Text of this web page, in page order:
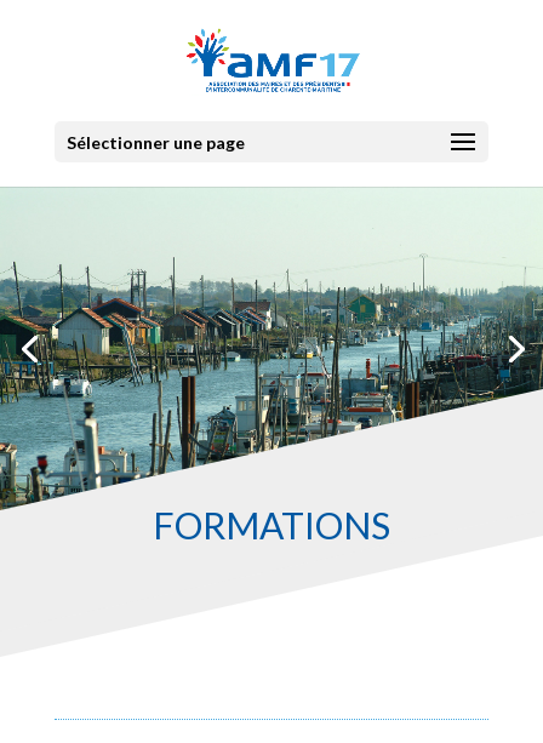
Sélectionner une page
FORMATIONS